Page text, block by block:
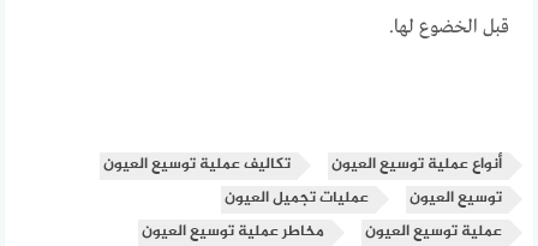
قبل الخضوع لها.
أنواع عملية توسيع العيون
تكاليف عملية توسيع العيون
توسيع العيون
عمليات تجميل العيون
عملية توسيع العيون
مخاطر عملية توسيع العيون